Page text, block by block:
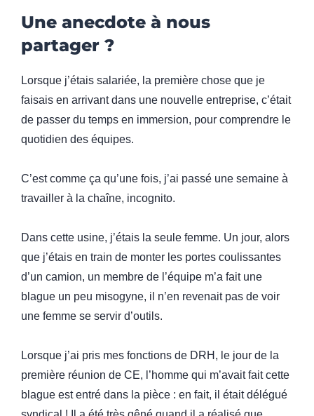
Une anecdote à nous
partager ?
Lorsque j’étais salariée, la première chose que je
faisais en arrivant dans une nouvelle entreprise, c’était
de passer du temps en immersion, pour comprendre le
quotidien des équipes.
C’est comme ça qu’une fois, j’ai passé une semaine à
travailler à la chaîne, incognito.
Dans cette usine, j’étais la seule femme. Un jour, alors
que j’étais en train de monter les portes coulissantes
d’un camion, un membre de l’équipe m’a fait une
blague un peu misogyne, il n’en revenait pas de voir
une femme se servir d’outils.
Lorsque j’ai pris mes fonctions de DRH, le jour de la
première réunion de CE, l’homme qui m’avait fait cette
blague est entré dans la pièce : en fait, il était délégué